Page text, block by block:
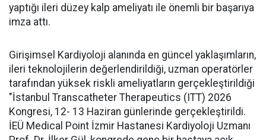
yaptığı ileri düzey kalp ameliyatı ile önemli bir başarıya
imza attı.
Girişimsel Kardiyoloji alanında en güncel yaklaşımların,
ileri teknolojilerin değerlendirildiği, uzman operatörler
tarafından yüksek riskli ameliyatların gerçekleştirildiği
"İstanbul Transcatheter Therapeutics (ITT) 2026
Kongresi, 12- 13 Haziran günlerinde gerçekleştirildi.
İEÜ Medical Point İzmir Hastanesi Kardiyoloji Uzmanı